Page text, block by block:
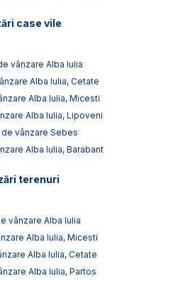
case vile
vânzare Alba Iulia
Alba Iulia, Cetate
Alba Iulia, Micesti
Alba Iulia, Lipoveni
vânzare Sebes
Alba Iulia, Barabant
terenuri
vânzare Alba Iulia
Alba Iulia, Micesti
Alba Iulia, Cetate
Alba Iulia, Partos